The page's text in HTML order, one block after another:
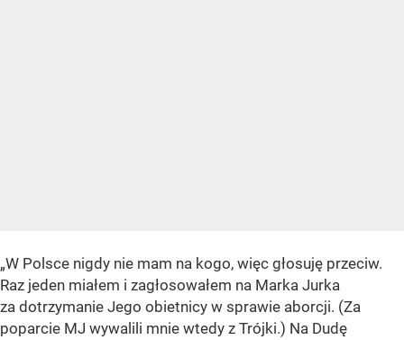
„W Polsce nigdy nie mam na kogo, więc głosuję przeciw.
Raz jeden miałem i zagłosowałem na Marka Jurka
za dotrzymanie Jego obietnicy w sprawie aborcji. (Za
poparcie MJ wywalili mnie wtedy z Trójki.) Na Dudę